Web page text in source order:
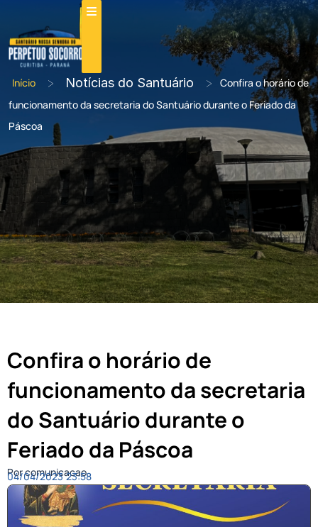
Início > Notícias do Santuário >
Confira o horário de
funcionamento da secretaria do Santuário durante o Feriado da
Páscoa
Confira o horário de
funcionamento da secretaria
do Santuário durante o
Feriado da Páscoa
Por comunicacao
04/04/2023 23:58